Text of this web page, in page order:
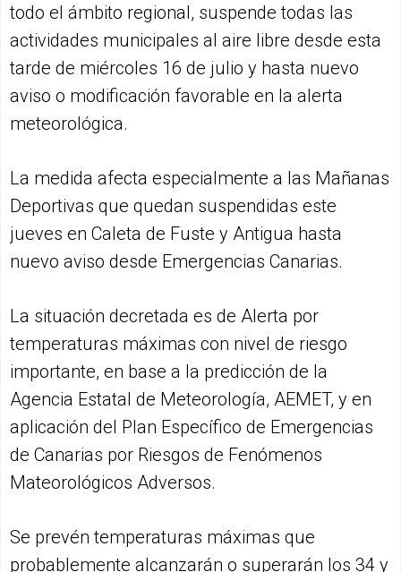
todo el ámbito regional, suspende todas las
actividades municipales al aire libre desde esta
tarde de miércoles 16 de julio y hasta nuevo
aviso o modificación favorable en la alerta
meteorológica.
La medida afecta especialmente a las Mañanas
Deportivas que quedan suspendidas este
jueves en Caleta de Fuste y Antigua hasta
nuevo aviso desde Emergencias Canarias.
La situación decretada es de Alerta por
temperaturas máximas con nivel de riesgo
importante, en base a la predicción de la
Agencia Estatal de Meteorología, AEMET, y en
aplicación del Plan Específico de Emergencias
de Canarias por Riesgos de Fenómenos
Mateorológicos Adversos.
Se prevén temperaturas máximas que
probablemente alcanzarán o superarán los 34 y